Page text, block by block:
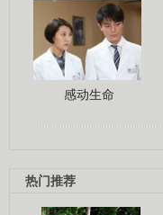
感动生命
热门推荐